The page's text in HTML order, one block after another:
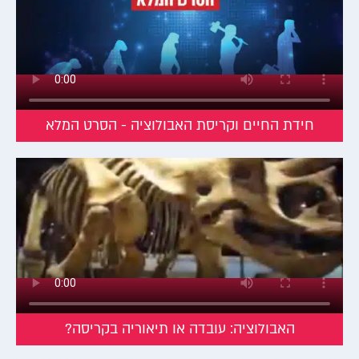
"יום אחד" קרה משהו שהוסיף לו תכונה מתקדמת יותר. ממש כמו מודל
חדש לאוטו… ההנחה היא כי מצבו הקבוע של המין הוא ללא שינוי,
למעט אותם פרצי זמן פתאומיים בהם מתחולל שינוי בלתי מוסבר. אך
מה גורם לאותם שינויים פתאומיים? איש אינו מסוגל להסביר.
לאור הקשיים שהובאו לעיל אפשר לפקפק במידת האמינות של
התאוריה. אולם הבעיה הגדולה ביותר של האבולוציה זו העובדה שהיא
איננה עומדת במבחן הבסיסי ביותר של תאוריה מדעית. לפי המקובל
למצוא דרך להעמידה במבחן ולבדוק אם ניתן להפריך אותה. רעיון שלא
ניתן למצוא לו מבחן המסוגל להפריכו במידה ואינו אמת – אינו רעיון
מדעי. לשם הדגמה, פיזיקאי יכול לטעון שהסיבה ששחקני כדורסל
טובים קולעים יותר היא בגלל שכאשר הם זורקים כדור לסל, ידם
מייצרת זרמי אוויר חמים שגורמים לכדור להיכנס ברוב הפעמים. זו
תאוריה מדעית, משום שניתן לבצע ניסוי פשוט שיבחן אם היא נכונה או
לא. אם יתגלו זרמי אוויר היא תתקבל כתאוריה מוכחת, ואם לא –
כתאוריה מוטעית.
האבולוציה, לעומת זאת, אינה יכולה להיחשב לתאוריה מדעית, משום
שאין שום ניסוי שנוכל לעשות כדי להוכיח שהיא אינה נכונה. מכיוון
חידת החיים וקריסת האבולוציה - הסרט המלא
האבולוציה: עובדה או תיאוריה בקריסה?